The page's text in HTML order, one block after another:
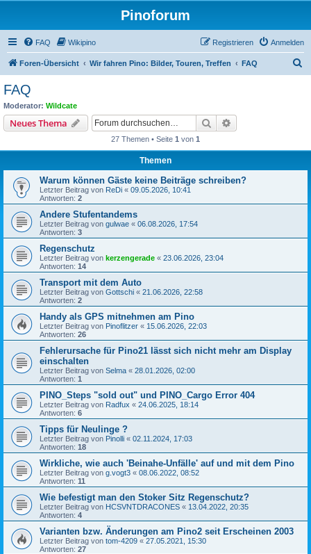
Pinoforum
FAQ Wikipino Anmelden
Registrieren
Foren-Übersicht Wir fahren Pino: Bilder, Touren, Treffen FAQ
FAQ
Moderator: Wildcate
Neues Thema Suche
27 Themen • Seite 1 von 1
Themen
Warum können Gäste keine Beiträge schreiben?
Letzter Beitrag von ReDi « 09.05.2026, 10:41
Antworten: 2
Andere Stufentandems
Letzter Beitrag von gulwae « 06.08.2026, 17:54
Antworten: 3
Regenschutz
Letzter Beitrag von kerzengerade « 23.06.2026, 23:04
Antworten: 14
Transport mit dem Auto
Letzter Beitrag von Gottschi « 21.06.2026, 22:58
Antworten: 2
Handy als GPS mitnehmen am Pino
Letzter Beitrag von Pinoflitzer « 15.06.2026, 22:03
Antworten: 26
Fehlerursache für Pino21 lässt sich nicht mehr am Display
einschalten
Letzter Beitrag von Selma « 28.01.2026, 02:00
Antworten: 1
PINO_Steps "sold out" und PINO_Cargo Error 404
Letzter Beitrag von Radfux « 24.06.2025, 18:14
Antworten: 6
Tipps für Neulinge ?
Letzter Beitrag von Pinolli « 02.11.2024, 17:03
Antworten: 18
Wirkliche, wie auch 'Beinahe-Unfälle' auf und mit dem Pino
Letzter Beitrag von g.vogt3 « 08.06.2022, 08:52
Antworten: 11
Wie befestigt man den Stoker Sitz Regenschutz?
Letzter Beitrag von HCSVNTDRACONES « 13.04.2022, 20:35
Antworten: 4
Varianten bzw. Änderungen am Pino2 seit Erscheinen 2003
Letzter Beitrag von tom-4209 « 27.05.2021, 15:30
Antworten: 27